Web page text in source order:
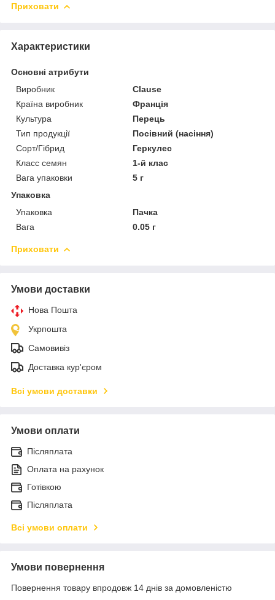
Приховати
Характеристики
Основні атрибути
Виробник
Clause
Країна виробник
Франція
Культура
Перець
Тип продукції
Посівний (насіння)
Сорт/Гібрид
Геркулес
Класс семян
1-й клас
Вага упаковки
5 г
Упаковка
Упаковка
Пачка
Вага
0.05 г
Приховати
Умови доставки
Нова Пошта
Укрпошта
Самовивіз
Доставка кур'єром
Всі умови доставки
Умови оплати
Післяплата
Оплата на рахунок
Готівкою
Післяплата
Всі умови оплати
Умови повернення
Повернення товару впродовж 14 днів за домовленістю